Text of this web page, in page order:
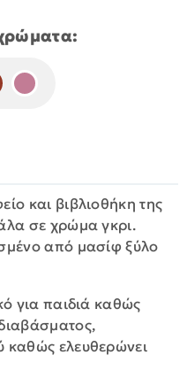
και βιβλιοθήκη της
σε χρώμα γκρι.
από μασίφ ξύλο
για παιδιά καθώς
καθώς ελευθερώνει